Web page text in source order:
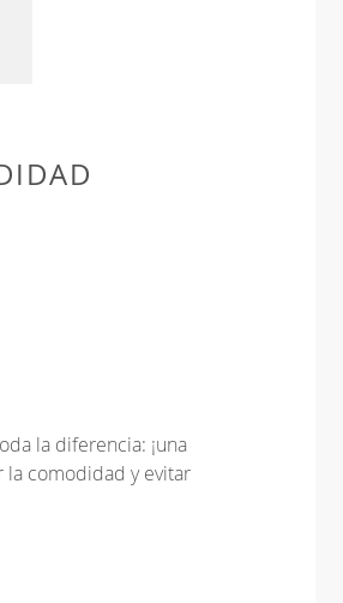
la diferencia: ¡una
la comodidad y evitar